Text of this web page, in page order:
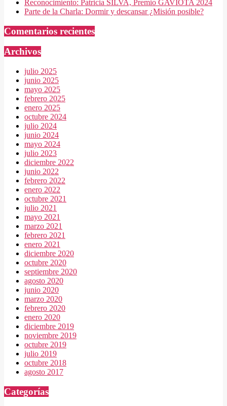
Reconocimiento: Patricia SILVA, Premio GAVIOTA 2024
Parte de la Charla: Dormir y descansar ¿Misión posible?
Comentarios recientes
Archivos
julio 2025
junio 2025
mayo 2025
febrero 2025
enero 2025
octubre 2024
julio 2024
junio 2024
mayo 2024
julio 2023
diciembre 2022
junio 2022
febrero 2022
enero 2022
octubre 2021
julio 2021
mayo 2021
marzo 2021
febrero 2021
enero 2021
diciembre 2020
octubre 2020
septiembre 2020
agosto 2020
junio 2020
marzo 2020
febrero 2020
enero 2020
diciembre 2019
noviembre 2019
octubre 2019
julio 2019
octubre 2018
agosto 2017
Categorías